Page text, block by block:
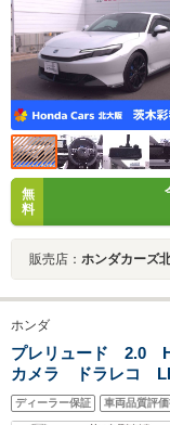
無
料
販売店： ホンダカーズ
ホンダ
プレリュード 2.0
カメラ ドラレコ
ヒーター 弊社デモ
ディーラー保証 車両品質評